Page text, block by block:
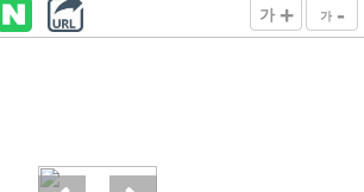
가 + 가 -